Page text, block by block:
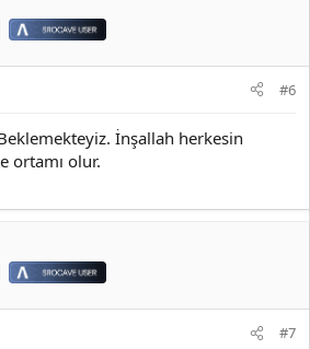
#6
İnşallah herkesin
ortamı olur.
#7